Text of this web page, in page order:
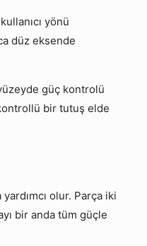
yönü
düz eksende
güç kontrolü
bir tutuş elde
olur. Parça iki
bir anda tüm güçle